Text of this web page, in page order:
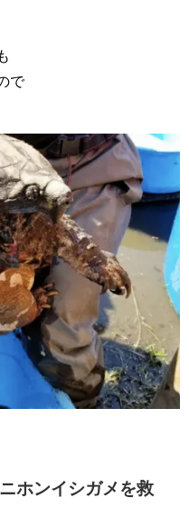
で
ホンイシガメを救